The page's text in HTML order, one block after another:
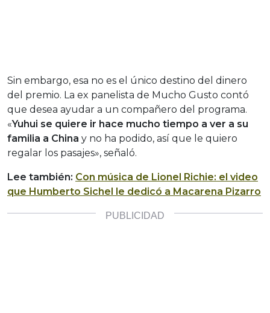
Sin embargo, esa no es el único destino del dinero
del premio. La ex panelista de Mucho Gusto contó
que desea ayudar a un compañero del programa.
«Yuhui se quiere ir hace mucho tiempo a ver a su
familia a China y no ha podido, así que le quiero
regalar los pasajes», señaló.
Lee también: Con música de Lionel Richie: el video
que Humberto Sichel le dedicó a Macarena Pizarro